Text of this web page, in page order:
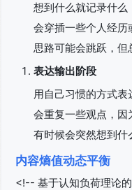
想到什么就记录什么
会穿插一些个人经历
思路可能会跳跃，但
表达输出阶段
用自己习惯的方式
会重复一些观点，因
有时候会突然想到什
内容熵值动态平衡
<!-- 基于认知负荷理论